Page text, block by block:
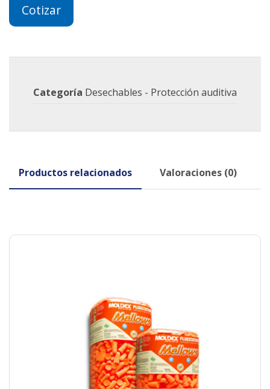
Cotizar
Categoría Desechables - Protección auditiva
Productos relacionados Valoraciones (0)